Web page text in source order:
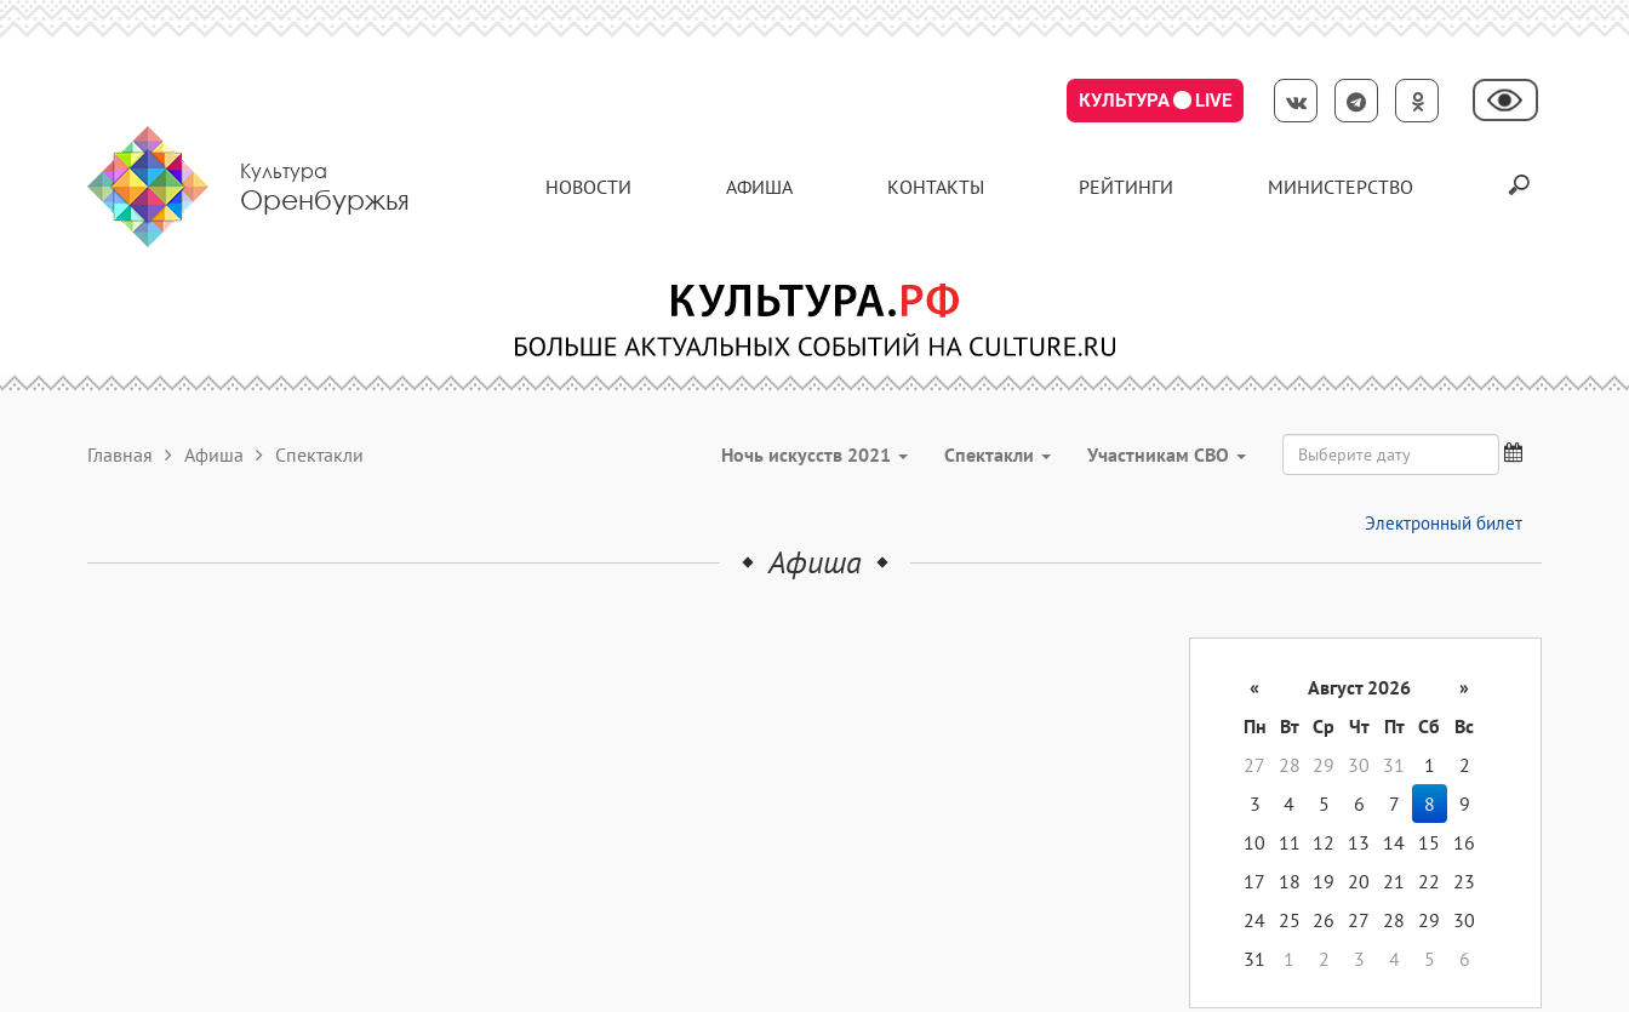
КУЛЬТУРА LIVE
Культура
Оренбуржья НОВОСТИ АФИША КОНТАКТЫ РЕЙТИНГИ МИНИСТЕРСТВО
Главная Афиша Спектакли Ночь искусств 2021 Спектакли Участникам СВО
Электронный билет
Афиша
« Август 2026
»
Пн
Вт Ср Чт Пт Сб
Вс
27
28 29 30 31 1
2
3
4 5 6 7 8
9
10
11 12 13 14 15
16
17
18 19 20 21 22
23
24 25 26 27 28 29
30
31
1 2 3 4 5 6